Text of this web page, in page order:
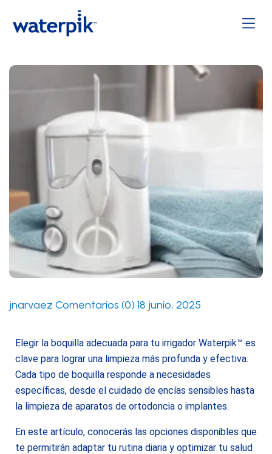
jnarvaez Comentarios (0) 18 junio, 2025
Elegir la boquilla adecuada para tu irrigador Waterpik™ es
clave para lograr una limpieza más profunda y efectiva.
Cada tipo de boquilla responde a necesidades
específicas, desde el cuidado de encías sensibles hasta
la limpieza de aparatos de ortodoncia o implantes.
En este artículo, conocerás las opciones disponibles que
te permitirán adaptar tu rutina diaria y optimizar tu salud